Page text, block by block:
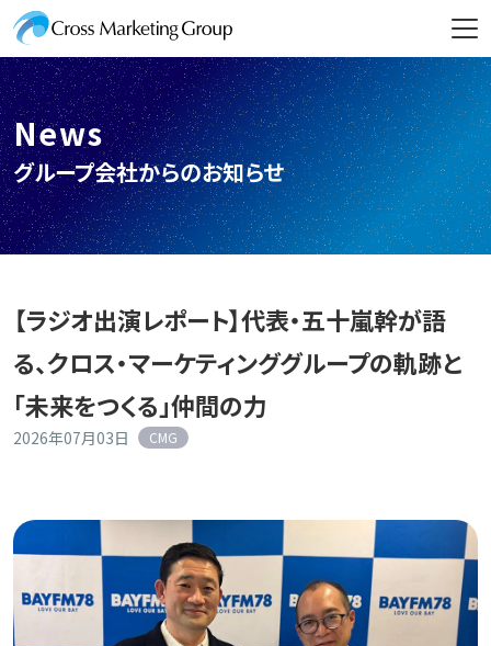
News
グループ会社からのお知らせ
【ラジオ出演レポート】代表・五十嵐幹が語
る、クロス・マーケティンググループの軌跡と
「未来をつくる」仲間の力
2026年07月03日 CMG